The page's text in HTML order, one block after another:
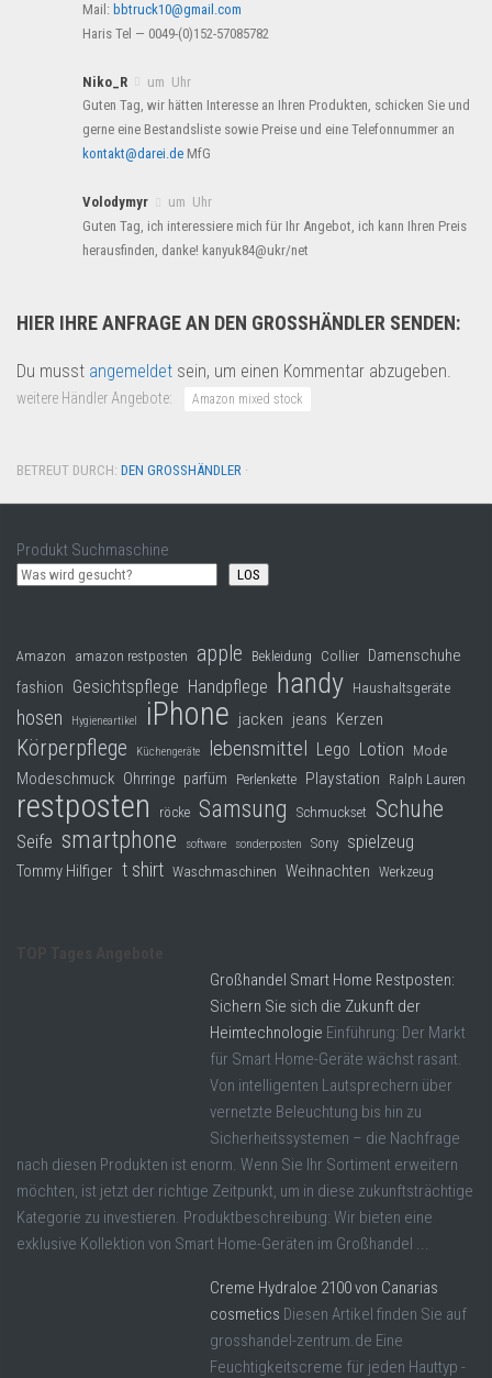
Mail: bbtruck10@gmail.com
Haris Tel — 0049-(0)152-57085782
Niko_R
um Uhr
Guten Tag, wir hätten Interesse an Ihren Produkten, schicken Sie und
gerne eine Bestandsliste sowie Preise und eine Telefonnummer an
kontakt@darei.de MfG
Volodymyr
um Uhr
Guten Tag, ich interessiere mich für Ihr Angebot, ich kann Ihren Preis
herausfinden, danke! kanyuk84@ukr/net
HIER IHRE ANFRAGE AN DEN GROSSHÄNDLER SENDEN:
Du musst angemeldet sein, um einen Kommentar abzugeben.
weitere Händler Angebote: Amazon mixed stock
BETREUT DURCH: DEN GROSSHÄNDLER ·
Produkt Suchmaschine
LOS
Amazon amazon restposten apple Bekleidung Collier Damenschuhe
fashion Gesichtspflege Handpflege handy Haushaltsgeräte
hosen Hygieneartikel iPhone jacken jeans Kerzen
Körperpflege Küchengeräte lebensmittel Lego Lotion Mode
Modeschmuck Ohrringe parfüm Perlenkette Playstation Ralph Lauren
restposten röcke Samsung Schmuckset Schuhe
Seife smartphone software sonderposten Sony spielzeug
Tommy Hilfiger t shirt Waschmaschinen Weihnachten Werkzeug
Großhandel Smart Home Restposten:
Sichern Sie sich die Zukunft der
Heimtechnologie Einführung: Der Markt
für Smart Home-Geräte wächst rasant.
Von intelligenten Lautsprechern über
vernetzte Beleuchtung bis hin zu
Sicherheitssystemen – die Nachfrage
nach diesen Produkten ist enorm. Wenn Sie Ihr Sortiment erweitern
möchten, ist jetzt der richtige Zeitpunkt, um in diese zukunftsträchtige
Kategorie zu investieren. Produktbeschreibung: Wir bieten eine
exklusive Kollektion von Smart Home-Geräten im Großhandel ...
Creme Hydraloe 2100 von Canarias
cosmetics Diesen Artikel finden Sie auf
grosshandel-zentrum.de Eine
Feuchtigkeitscreme für jeden Hauttyp -